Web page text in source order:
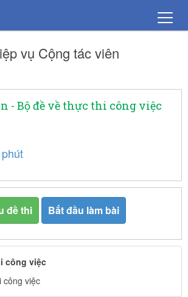
vụ Cộng tác viên
- Bộ đề về thực thi công việc
đề thi Bắt đầu làm bài
công việc
việc